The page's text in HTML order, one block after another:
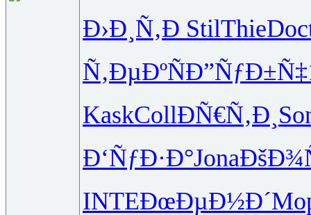
Ð›Ð¸Ñ‚Ð StilThie
Ñ‚ÐµÐºÑÐ”ÑƒÐ±Ñ‡
KaskCollÐÑ€Ñ‚Ð¸
Ð‘ÑƒÐ·Ð°Jona
INTEÐœÐµÐ½Ð´